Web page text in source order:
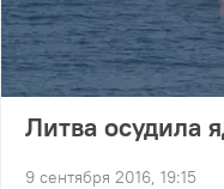
Литва осудила
9 сентября 2016, 19:15